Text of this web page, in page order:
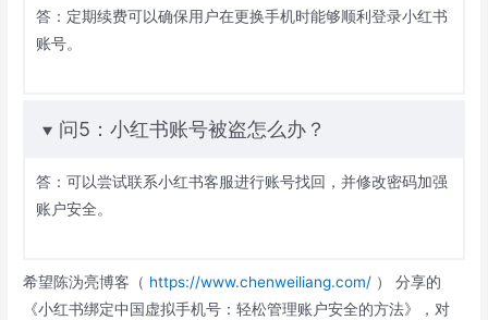
答：定期续费可以确保用户在更换手机时能够顺利登录小红书
账号。
问5：小红书账号被盗怎么办？
答：可以尝试联系小红书客服进行账号找回，并修改密码加强
账户安全。
希望陈沩亮博客（ https://www.chenweiliang.com/ ） 分享的
《小红书绑定中国虚拟手机号：轻松管理账户安全的方法》，对